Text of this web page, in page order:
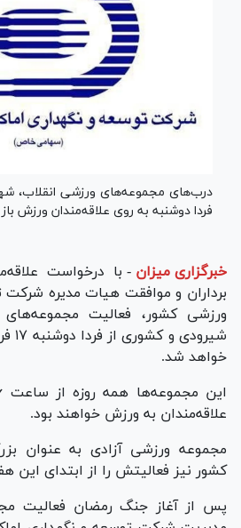
درب‌های مجموعه‌های ورزشی انقلاب،
فردا دوشنبه به روی علاقه‌مندان ورزش
خبرگزاری میزان - با درخواست
برداران و موافقت هیات مدیره شرکت
ورزشی کشور، فعالیت
خواهد شد.
علاقه‌مندان به ورزش خواهند بود.
مجموعه ورزشی آزادی به عنوان
کشور نیز فعالیتش را از ابتدای این
پس از آغاز جنگ رمضان فعالیت